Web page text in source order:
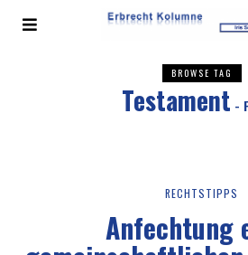
BROWSE TAG
Testament -
RECHTSTIPPS
Anfechtung